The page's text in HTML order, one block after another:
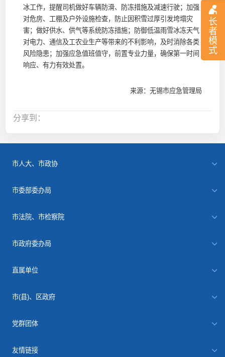
长
者
模
式
冰工作，提醒司机做好车辆防滑、防冻措施及减速行驶；加强
对危房、工棚及户外设施检查，防止因积雪过厚引发垮塌灾
害；做好供水、供气等系统防冻措施；防御低温雨雪冰冻天气
对电力、通信及工农业生产等带来的不利影响，及时消除各类
风险隐患；加强应急值班值守，前置专业力量，确保第一时间
响应、有力有效处置。
来源：无锡市应急管理局
分享到：
市人大、市政协
市委部委办局
市法院、市检察院
市政府委办局
直属单位
市(县)、区政府
党群团体
友情链接